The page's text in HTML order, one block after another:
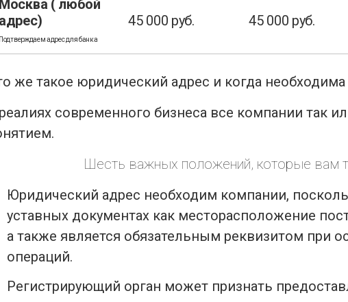
Москва ( любой
адрес)
Подтверждаем адрес для банка
45 000 руб. 45 000 руб.
же такое юридический адрес и когда
современного бизнеса все компании так
Шесть важных положений, которые вам
Юридический адрес необходим компании,
уставных документах как месторасположение
а также является обязательным реквизитом при
операций.
Регистрирующий орган может признать